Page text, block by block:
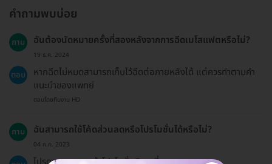
คำถามพบบ่อย
ถาม ฉันต้องนัดหมายครั้งที่สองหลังจากการฉีดเมโสแฟตหรือไม่?
19 ธ.ค. 2024
ตอบ
หากฉีดไม่หมดสามารถเก็บไว้ฉีดต่อภายหลังได้ แต่ควรทำตามคำ
แนะนำของแพทย์
ตอบโดยทีมงาน HD
ถาม ฉันสามารถใช้โค้ดส่วนลดหรือโปรโมชั่นได้หรือไม่?
04 ก.ค. 2023